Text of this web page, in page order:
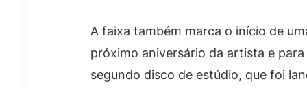
A faixa também marca o início de
próximo aniversário da artista e
segundo disco de estúdio, que foi